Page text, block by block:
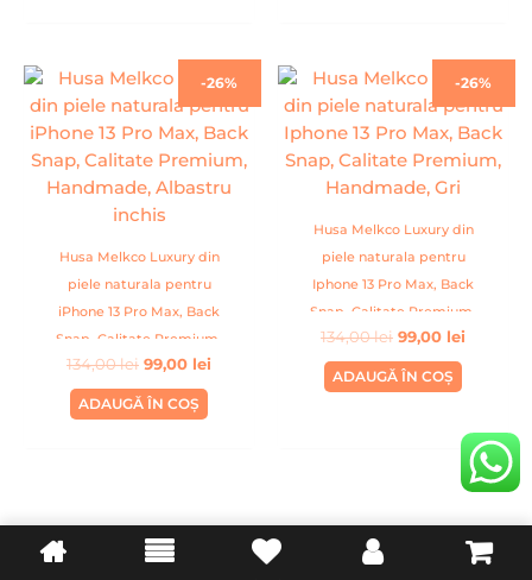
-26%
Husa Melkco Luxury din
piele naturala pentru
iPhone 13 Pro Max, Back
Snap, Calitate Premium,
Handmade, Albastru inchis
134,00lei
Prețul
inițial
a
fost:
134,00 lei.
99,00 lei
Prețul
curent
este:
99,00 lei.
ADAUGĂ ÎN COȘ
-26%
Husa Melkco Luxury din
piele naturala pentru
Iphone 13 Pro Max, Back
Snap, Calitate Premium,
Handmade, Gri
134,00lei
Prețul
inițial
a
fost:
134,00 lei.
99,00 lei
Prețul
curent
este:
99,00
ADAUGĂ ÎN COȘ
INFORMATII UTILE LEGAL